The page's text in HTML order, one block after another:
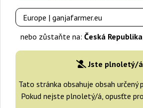
nebo zůstaňte na: Česká
Jste plnoletý/
Tato stránka obsahuje obsah určený
Pokud nejste plnoletý/á, opusťte